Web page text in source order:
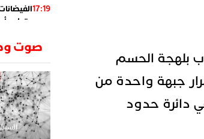
بلهجة الحسم
جبهة واحدة من
دائرة حدود
17:19
وتطرح
الجزائر
وسقوط
02:06
الركراكي
01:55
هي
صوت
السبت 1 فبراير 2025